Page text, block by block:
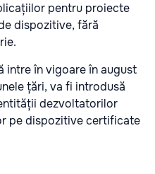
pentru proiecte
dispozitive, fără
intre în vigoare în august
țări, va fi introdusă
dezvoltatorilor
pe dispozitive certificate